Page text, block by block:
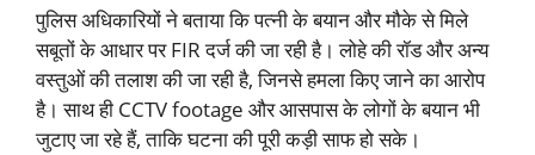
पुलिस अधिकारियों ने बताया कि पत्नी के बयान और मौके से मिले
सबूतों के आधार पर FIR दर्ज की जा रही है। लोहे की रॉड और अन्य
वस्तुओं की तलाश की जा रही है, जिनसे हमला किए जाने का आरोप
है। साथ ही CCTV footage और आसपास के लोगों के बयान भी
जुटाए जा रहे हैं, ताकि घटना की पूरी कड़ी साफ हो सके।